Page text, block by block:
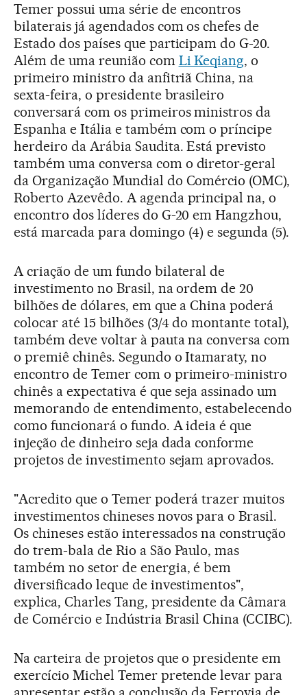
Temer possui uma série de encontros
bilaterais já agendados com os chefes de
Estado dos países que participam do G-20.
Além de uma reunião com Li Keqiang, o
primeiro ministro da anfitriã China, na
sexta-feira, o presidente brasileiro
conversará com os primeiros ministros da
Espanha e Itália e também com o príncipe
herdeiro da Arábia Saudita. Está previsto
também uma conversa com o diretor-geral
da Organização Mundial do Comércio (OMC),
Roberto Azevêdo. A agenda principal na, o
encontro dos líderes do G-20 em Hangzhou,
está marcada para domingo (4) e segunda (5).
A criação de um fundo bilateral de
investimento no Brasil, na ordem de 20
bilhões de dólares, em que a China poderá
colocar até 15 bilhões (3/4 do montante total),
também deve voltar à pauta na conversa com
o premiê chinês. Segundo o Itamaraty, no
encontro de Temer com o primeiro-ministro
chinês a expectativa é que seja assinado um
memorando de entendimento, estabelecendo
como funcionará o fundo. A ideia é que
injeção de dinheiro seja dada conforme
projetos de investimento sejam aprovados.
"Acredito que o Temer poderá trazer muitos
investimentos chineses novos para o Brasil.
Os chineses estão interessados na construção
do trem-bala de Rio a São Paulo, mas
também no setor de energia, é bem
diversificado leque de investimentos",
explica, Charles Tang, presidente da Câmara
de Comércio e Indústria Brasil China (CCIBC).
Na carteira de projetos que o presidente em
exercício Michel Temer pretende levar para